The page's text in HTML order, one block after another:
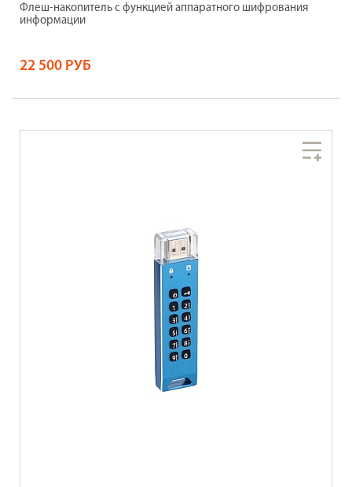
Флеш-накопитель с функцией аппаратного шифрования
информации
22 500 РУБ